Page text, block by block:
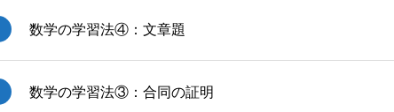
数学の学習法④：文章題
数学の学習法③：合同の証明